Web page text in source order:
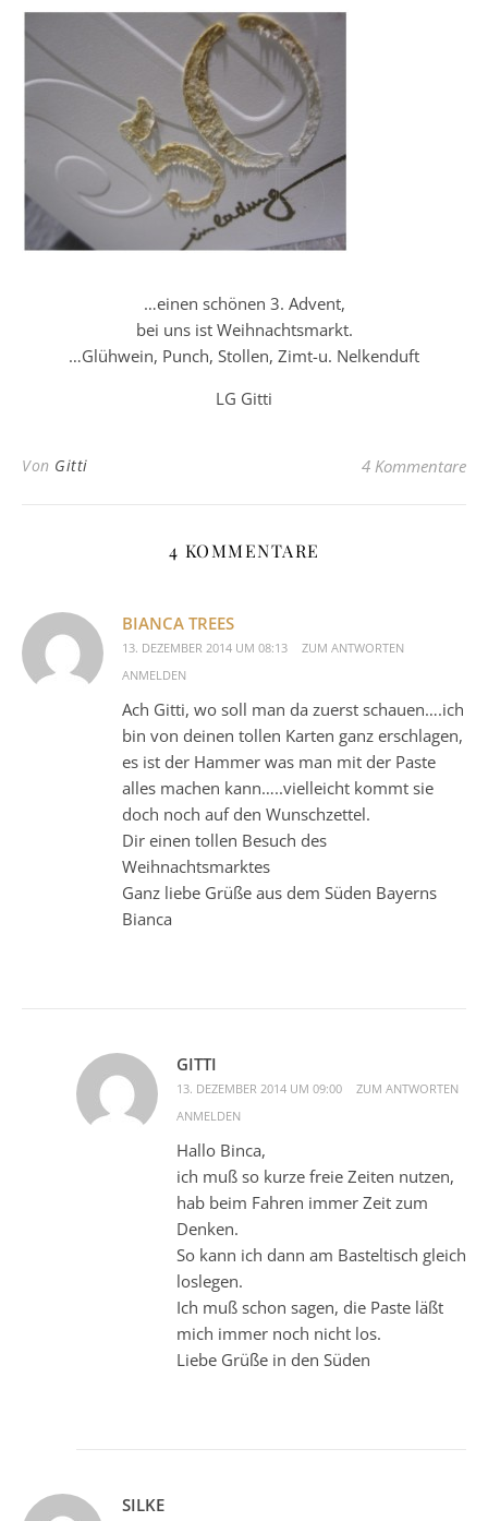
…einen schönen 3. Advent,
bei uns ist Weihnachtsmarkt.
…Glühwein, Punch, Stollen, Zimt-u. Nelkenduft
LG Gitti
Von Gitti 4 Kommentare
4 KOMMENTARE
BIANCA TREES
13. DEZEMBER 2014 UM 08:13
ZUM ANTWORTEN
ANMELDEN
Ach Gitti, wo soll man da zuerst schauen….ich
bin von deinen tollen Karten ganz erschlagen,
es ist der Hammer was man mit der Paste
alles machen kann…..vielleicht kommt sie
doch noch auf den Wunschzettel.
Dir einen tollen Besuch des
Weihnachtsmarktes
Ganz liebe Grüße aus dem Süden Bayerns
Bianca
GITTI
13. DEZEMBER 2014 UM 09:00
ZUM ANTWORTEN
ANMELDEN
Hallo Binca,
ich muß so kurze freie Zeiten nutzen,
hab beim Fahren immer Zeit zum
Denken.
So kann ich dann am Basteltisch gleich
loslegen.
Ich muß schon sagen, die Paste läßt
mich immer noch nicht los.
Liebe Grüße in den Süden
SILKE